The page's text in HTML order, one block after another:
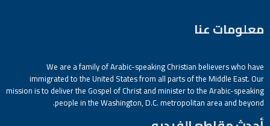
معلومات عنا
We are a family of Arabic-speaking Christian believers who have
immigrated to the United States from all parts of the Middle East. Our
mission is to deliver the Gospel of Christ and minister to the Arabic-speaking
people in the Washington, D.C. metropolitan area and beyond.